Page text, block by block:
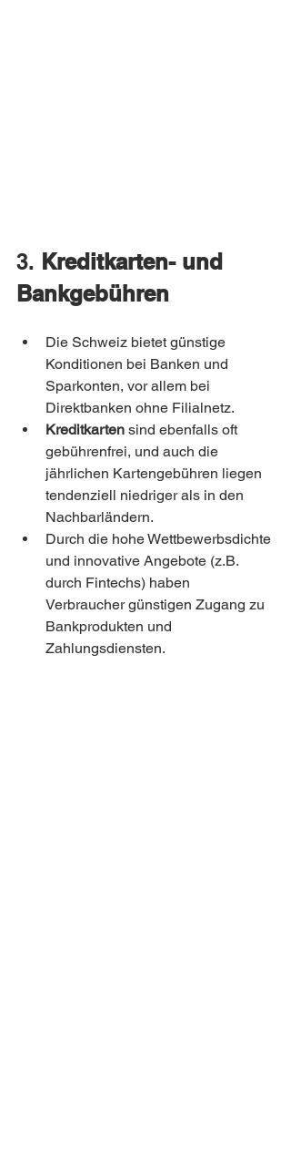
3. Kreditkarten- und
Bankgebühren
Die Schweiz bietet günstige
Konditionen bei Banken und
Sparkonten, vor allem bei
Direktbanken ohne Filialnetz.
Kreditkarten sind ebenfalls oft
gebührenfrei, und auch die
jährlichen Kartengebühren liegen
tendenziell niedriger als in den
Nachbarländern.
Durch die hohe Wettbewerbsdichte
und innovative Angebote (z.B.
durch Fintechs) haben
Verbraucher günstigen Zugang zu
Bankprodukten und
Zahlungsdiensten.